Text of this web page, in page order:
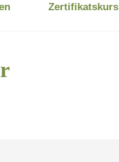
Zertifikatskurs